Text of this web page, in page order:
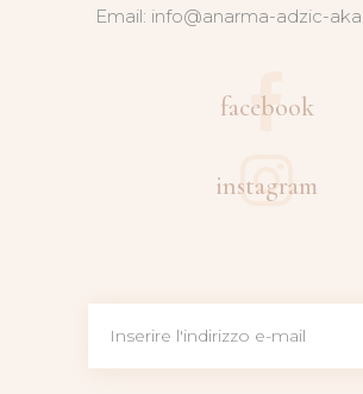
Email: info@anarma-adzic-
facebook
instagram